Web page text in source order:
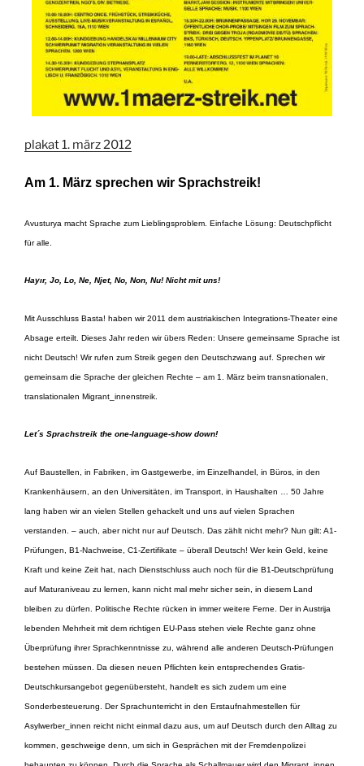
plakat 1. märz 2012
Am 1. März sprechen wir Sprachstreik!
Avusturya macht Sprache zum Lieblingsproblem. Einfache Lösung: Deutschpflicht
für alle.
Hayır, Jo, Lo, Ne, Njet, No, Non, Nu! Nicht mit uns!
Mit Ausschluss Basta! haben wir 2011 dem austriakischen Integrations-Theater eine
Absage erteilt. Dieses Jahr reden wir übers Reden: Unsere gemeinsame Sprache ist
nicht Deutsch! Wir rufen zum Streik gegen den Deutschzwang auf. Sprechen wir
gemeinsam die Sprache der gleichen Rechte – am 1. März beim transnationalen,
translationalen Migrant_innenstreik.
Let´s Sprachstreik the one-language-show down!
Auf Baustellen, in Fabriken, im Gastgewerbe, im Einzelhandel, in Büros, in den
Krankenhäusern, an den Universitäten, im Transport, in Haushalten … 50 Jahre
lang haben wir an vielen Stellen gehackelt und uns auf vielen Sprachen
verstanden . – auch, aber nicht nur auf Deutsch. Das zählt nicht mehr? Nun gilt: A1-
Prüfungen, B1-Nachweise, C1-Zertifikate – überall Deutsch! Wer kein Geld, keine
Kraft und keine Zeit hat, nach Dienstschluss auch noch für die B1-Deutschprüfung
auf Maturaniveau zu lernen, kann nicht mal mehr sicher sein, in diesem Land
bleiben zu dürfen. Politische Rechte rücken in immer weitere Ferne. Der in Austrija
lebenden Mehrheit mit dem richtigen EU-Pass stehen viele Rechte ganz ohne
Überprüfung ihrer Sprachkenntnisse zu, während alle anderen Deutsch-Prüfungen
bestehen müssen. Da diesen neuen Pflichten kein entsprechendes Gratis-
Deutschkursangebot gegenübersteht, handelt es sich zudem um eine
Sonderbesteuerung. Der Sprachunterricht in den Erstaufnahmestellen für
Asylwerber_innen reicht nicht einmal dazu aus, um auf Deutsch durch den Alltag zu
kommen, geschweige denn, um sich in Gesprächen mit der Fremdenpolizei